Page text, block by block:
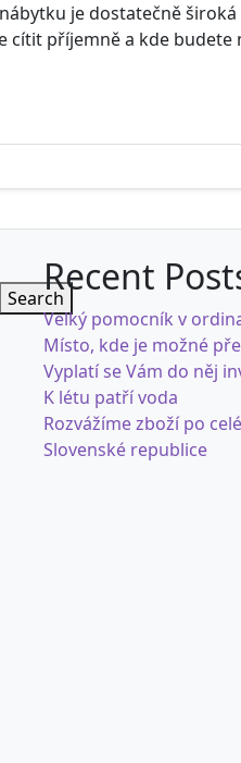
je dostatečně
cítit příjemně a kde
SearchRecent
Velký pomocník v
Místo, kde je možné
Vyplatí se Vám do něj
K létu patří voda
Rozvážíme zboží po
Slovenské republice